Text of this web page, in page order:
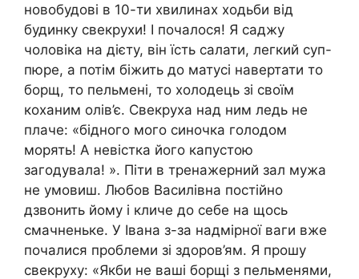
новобудові в 10-ти хвилинах ходьби від
будинку свекрухи! І почалося! Я саджу
чоловіка на дієту, він їсть салати, легкий суп-
пюре, а потім біжить до матусі навертати то
борщ, то пельмені, то холодець зі своїм
коханим олів’є. Свекруха над ним ледь не
плаче: «бідного мого синочка голодом
морять! А невістка його капустою
загодувала! ». Піти в тренажерний зал мужа
не умовиш. Любов Василівна постійно
дзвонить йому і кличе до себе на щось
смачненьке. У Івана з-за надмірної ваги вже
почалися проблеми зі здоров’ям. Я прошу
свекруху: «Якби не ваші борщі з пельменями,